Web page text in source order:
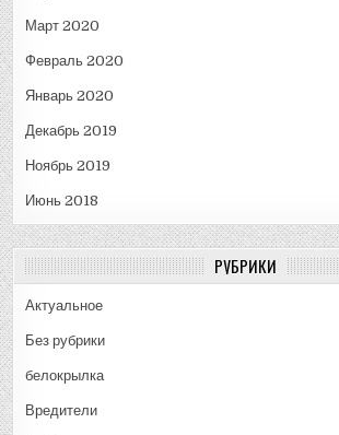
Март 2020
Февраль 2020
Январь 2020
Декабрь 2019
Ноябрь 2019
Июнь 2018
РУБРИКИ
Актуальное
Без рубрики
белокрылка
Вредители